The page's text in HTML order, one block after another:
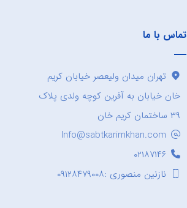
تماس با ما
تهران میدان ولیعصر خیابان کریم
خان خیابان به آفرین کوچه ولدی پلاک
۳۹ ساختمان کریم خان
Info@sabtkarimkhan.com
۰۲۱۸۷۱۴۶
نازنین منصوری :۰۹۱۲۸۴۷۹۰۰۸